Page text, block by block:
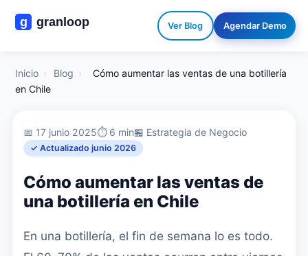
Ver Blog Agendar Demo
Inicio › Blog ›
Cómo aumentar las ventas de una botillería
en Chile
📅 17 junio 2025⏱️ 6 min🏪 Estrategia de Negocio
✓ Actualizado junio 2026
Cómo aumentar las ventas de
una botillería en Chile
En una botillería, el fin de semana lo es todo.